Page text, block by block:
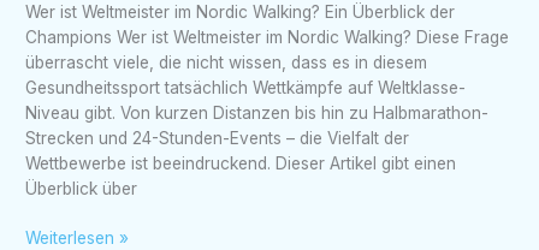
Wer ist Weltmeister im Nordic Walking? Ein Überblick der
Champions Wer ist Weltmeister im Nordic Walking? Diese Frage
überrascht viele, die nicht wissen, dass es in diesem
Gesundheitssport tatsächlich Wettkämpfe auf Weltklasse-
Niveau gibt. Von kurzen Distanzen bis hin zu Halbmarathon-
Strecken und 24-Stunden-Events – die Vielfalt der
Wettbewerbe ist beeindruckend. Dieser Artikel gibt einen
Überblick über
Weltmeister
im
Nordic
Walking?
Ein
Überblick
der
Champions
Weiterlesen »